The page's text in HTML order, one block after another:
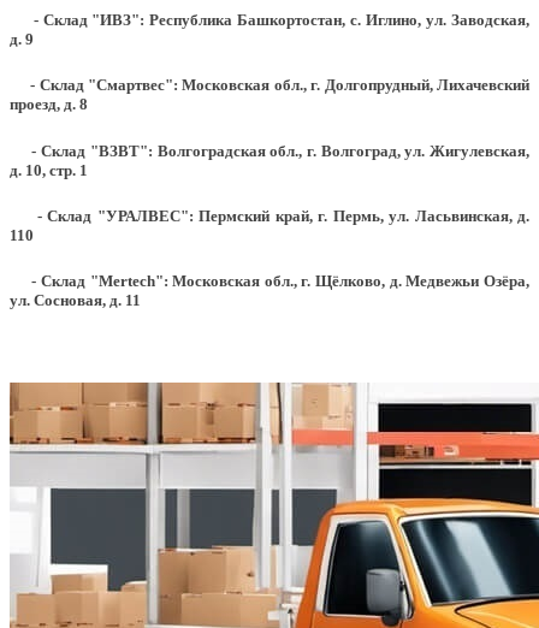
- Склад "ИВЗ": Республика Башкортостан, с. Иглино, ул. Заводская,
д. 9
- Склад "Смартвес":Московская обл., г. Долгопрудный, Лихачевский
проезд, д. 8
- Склад "ВЗВТ": Волгоградская обл., г. Волгоград, ул. Жигулевская,
д. 10, стр. 1
- Склад "УРАЛВЕС": Пермский край, г. Пермь, ул. Ласьвинская, д.
110
- Склад "Mertech": Московская обл., г. Щёлково, д. Медвежьи Озёра,
ул. Сосновая, д. 11